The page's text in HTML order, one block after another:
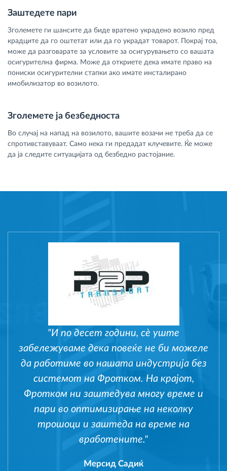
Заштедете пари
Зголемете ги шансите да биде вратено украдено возило пред
крадците да го оштетат или да го украдат товарот. Покрај тоа,
може да разговарате за условите за осигурувањето со вашата
осигурителна фирма. Може да откриете дека имате право на
пониски осигурителни стапки ако имате инсталирано
имобилизатор во возилото.
Зголемете ја безбедноста
Во случај на напад на возилото, вашите возачи не треба да се
спротивставуваат. Само нека ги предадат клучевите. Ќе може
да ја следите ситуацијата од безбедно растојание.
"И по десет години, сè уште
забележуваме дека повеќе не би можеле
да работиме во нашата индустрија без
системот на Фротком. На крајот,
Фротком ни заштедува многу време и
пари во оптимизирање на неколку
трошоци и заштеда на време на
вработените."
Мерсид Садиќ